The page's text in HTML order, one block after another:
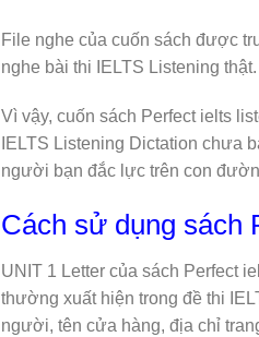
File nghe của cuốn sách được
nghe bài thi IELTS Listening thật.
Vì vậy, cuốn sách Perfect ielts
IELTS Listening Dictation chưa
người bạn đắc lực trên con
Cách sử dụng sách
UNIT 1 Letter của sách Perfect
thường xuất hiện trong đề thi
người, tên cửa hàng, địa chỉ